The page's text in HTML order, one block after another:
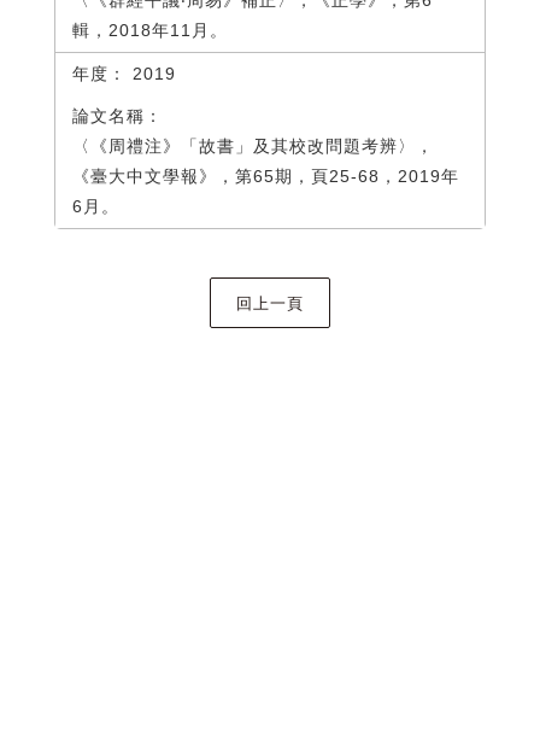
輯，2018年11月。
2019
〈《周禮注》「故書」及其校改問題考辨〉，
《臺大中文學報》，第65期，頁25-68，2019年
6月。